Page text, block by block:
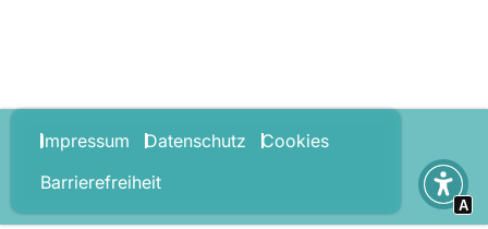
Impressum Datenschutz
Cookies
Barrierefreiheit
A